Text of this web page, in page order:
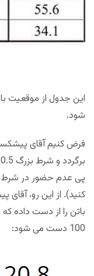
این جدول از
شود.
فرض کنیم آقای
پی عدم حضور در شرط
100 دست می شود: